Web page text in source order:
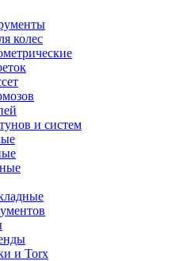
колес
и систем
и Torx